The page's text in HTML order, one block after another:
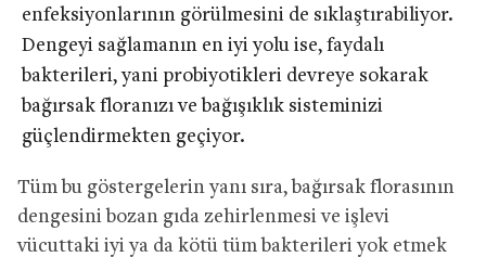
enfeksiyonlarının görülmesini de sıklaştırabiliyor.
Dengeyi sağlamanın en iyi yolu ise, faydalı
bakterileri, yani probiyotikleri devreye sokarak
bağırsak floranızı ve bağışıklık sisteminizi
güçlendirmekten geçiyor.
Tüm bu göstergelerin yanı sıra, bağırsak florasının
dengesini bozan gıda zehirlenmesi ve işlevi
vücuttaki iyi ya da kötü tüm bakterileri yok etmek